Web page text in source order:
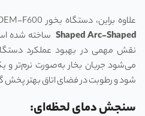
علاوه براین، دستگاه بخور Deerma DEM-F600 با طراحی خاص
ShapedArc-Shaped
ساخته شده
نقش مهمی در بهبود عملکرد
می‌شود جریان بخار به‌صورت نرم‌تر و
شود و رطوبت در فضای اتاق بهتر پخش
سنجش دمای لحظه‌ای: